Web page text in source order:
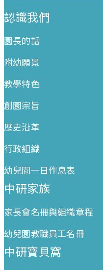
認識我們
園長的話
附幼願景
教學特色
創園宗旨
歷史沿革
行政組織
幼兒園一日作息表
中研家族
家長會名冊與組織章程
幼兒園教職員工名冊
中研寶貝窩